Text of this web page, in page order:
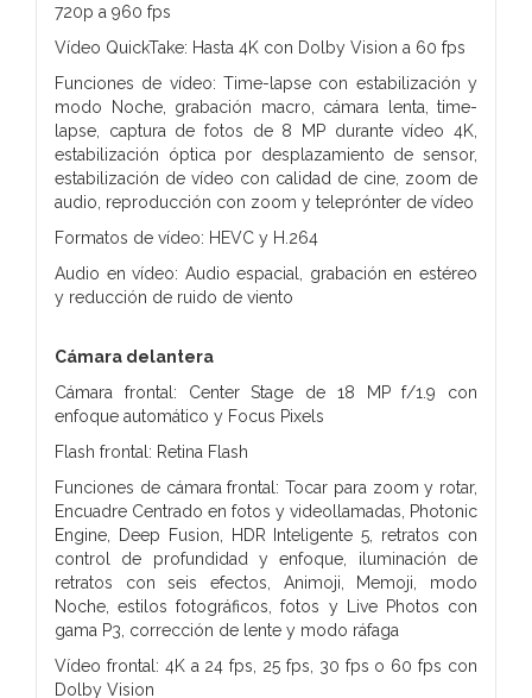
720p a 960 fps
Vídeo QuickTake: Hasta 4K con Dolby Vision a 60 fps
Funciones de vídeo: Time-lapse con estabilización y
modo Noche, grabación macro, cámara lenta, time-
lapse, captura de fotos de 8 MP durante vídeo 4K,
estabilización óptica por desplazamiento de sensor,
estabilización de vídeo con calidad de cine, zoom de
audio, reproducción con zoom y teleprónter de vídeo
Formatos de vídeo: HEVC y H.264
Audio en vídeo: Audio espacial, grabación en estéreo
y reducción de ruido de viento
Cámara delantera
Cámara frontal: Center Stage de 18 MP f/1.9 con
enfoque automático y Focus Pixels
Flash frontal: Retina Flash
Funciones de cámara frontal: Tocar para zoom y rotar,
Encuadre Centrado en fotos y videollamadas, Photonic
Engine, Deep Fusion, HDR Inteligente 5, retratos con
control de profundidad y enfoque, iluminación de
retratos con seis efectos, Animoji, Memoji, modo
Noche, estilos fotográficos, fotos y Live Photos con
gama P3, corrección de lente y modo ráfaga
Vídeo frontal: 4K a 24 fps, 25 fps, 30 fps o 60 fps con
Dolby Vision